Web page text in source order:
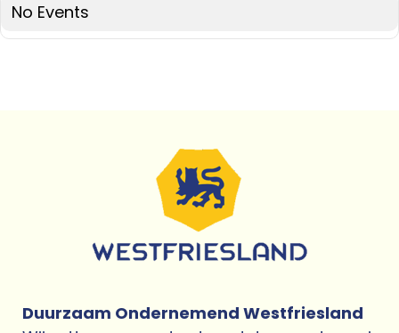
No Events
Duurzaam Ondernemend Westfriesland